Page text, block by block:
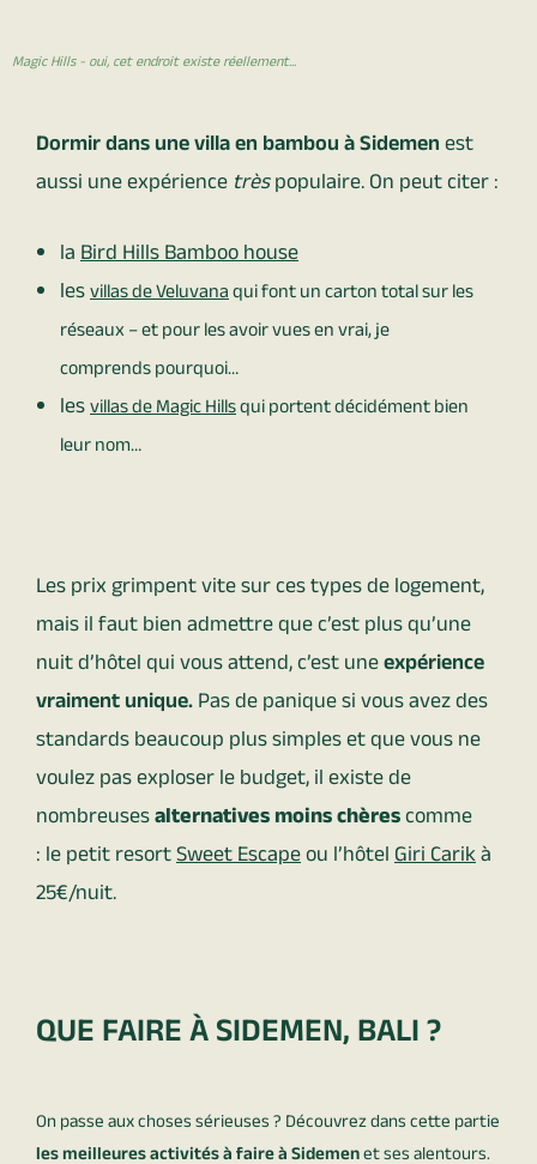
Magic Hills - oui, cet endroit existe réellement...
Dormir dans une villa en bambou à Sidemenest
aussi une expériencetrèspopulaire. On peut citer :
laBird Hills Bamboo house
lesvillas de Veluvanaqui font un carton total sur les
réseaux – et pour les avoir vues en vrai, je
comprends pourquoi…
lesvillas de Magic Hillsqui portent décidément bien
leur nom…
Les prix grimpent vite sur ces types de logement,
mais il faut bien admettre que c’est plus qu’une
nuit d’hôtel qui vous attend, c’est uneexpérience
vraiment unique.Pas de panique si vous avez des
standards beaucoup plus simples et que vous ne
voulez pas exploser le budget, il existe de
nombreusesalternatives moins chèrescomme
:le petit resortSweet Escapeoul’hôtelGiri Carikà
25€/nuit.
QUE FAIRE À SIDEMEN, BALI ?
On passe aux choses sérieuses ? Découvrez dans cette partie
les meilleures activités à faire à Sidemenet ses alentours.